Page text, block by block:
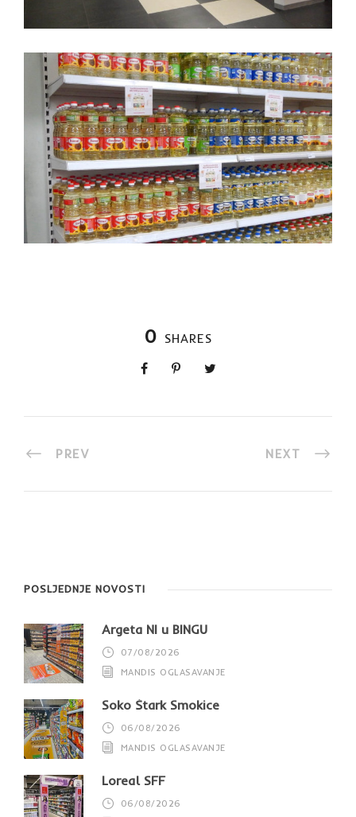
0 SHARES
PREV NEXT
POSLJEDNJE NOVOSTI
Argeta NI u BINGU
07/08/2026
MANDIS OGLASAVANJE
Soko Štark Smokice
06/08/2026
MANDIS OGLASAVANJE
Loreal SFF
06/08/2026